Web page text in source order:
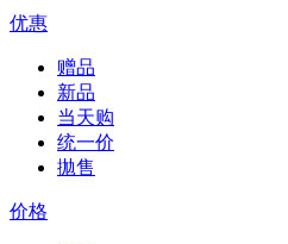
优惠
赠品
新品
当天购
统一价
拋售
价格